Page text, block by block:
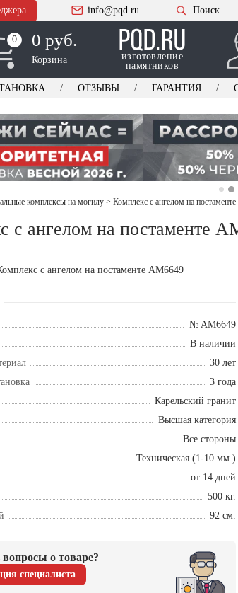
info@pqd.ru Поиск
0
0 0 руб.
Корзина
изготовление
памятников
ОТЗЫВЫ ГАРАНТИЯ
комплексы на могилу > Комплекс с ангелом на
с ангелом на постаменте
№ AM6649
В наличии
30 лет
3 года
Карельский гранит
Высшая категория
Все стороны
Техническая (1-10 мм.)
от 14 дней
500 кг.
92 см.
о товаре?
специалиста